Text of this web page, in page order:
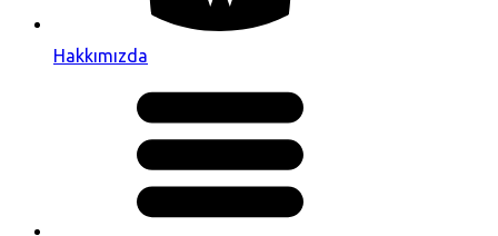
Hakkımızda